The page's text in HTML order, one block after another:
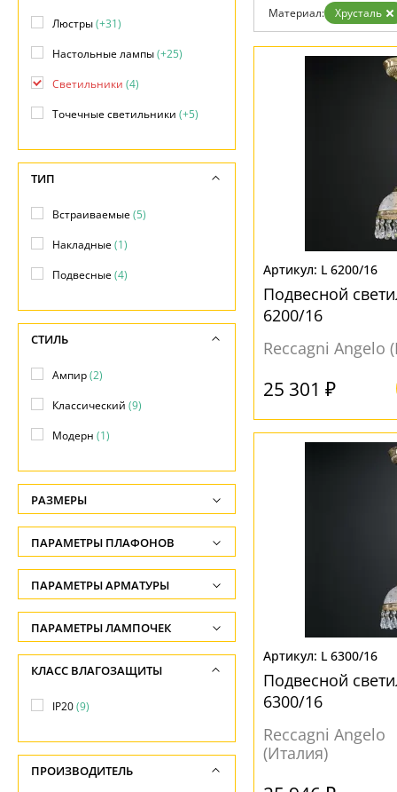
Контакты
Материал: Хрусталь
L 6200/16
Подвесной
6200/16
Reccagni Angelo
25 301 ₽
L 6300/16
Подвесной
6300/16
Reccagni Angelo
(Италия)
Люстры(+31)
Настольные лампы(+25)
Светильники (4)
Точечные светильники (+5)
ТИП
Встраиваемые(5)
Накладные(1)
Подвесные(4)
СТИЛЬ
Ампир(2)
Классический (9)
Модерн (1)
РАЗМЕРЫ
Высота, см
-
Диаметр, см
-
ПАРАМЕТРЫ ПЛАФОНОВ
ФОРМА ПЛАФОНА
Декоративный(8)
круглая(1)
ПОВЕРХНОСТЬ
НАПРАВЛЕНИЕ
ПАРАМЕТРЫ АРМАТУРЫ
ЦВЕТ АРМАТУРЫ
Бронза(5)
МАТЕРИАЛ
ПАРАМЕТРЫ ЛАМПОЧЕК
Количество ламп
-
Общая мощность ламп
-
Напряжение
КЛАСС ВЛАГОЗАЩИТЫ
IP20(9)
ПРОИЗВОДИТЕЛЬ